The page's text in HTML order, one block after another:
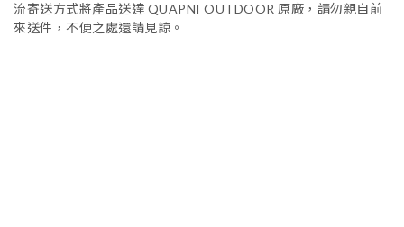
流寄送方式將產品送達 QUAPNI OUTDOOR 原廠，請勿親自前
來送件，不便之處還請見諒。